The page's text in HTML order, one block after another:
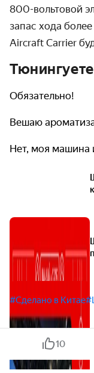
800-вольтовой
запас хода
Aircraft Carrier
Обязательно!
Вешаю
Нет, моя машина
#Сделано в Китае
10